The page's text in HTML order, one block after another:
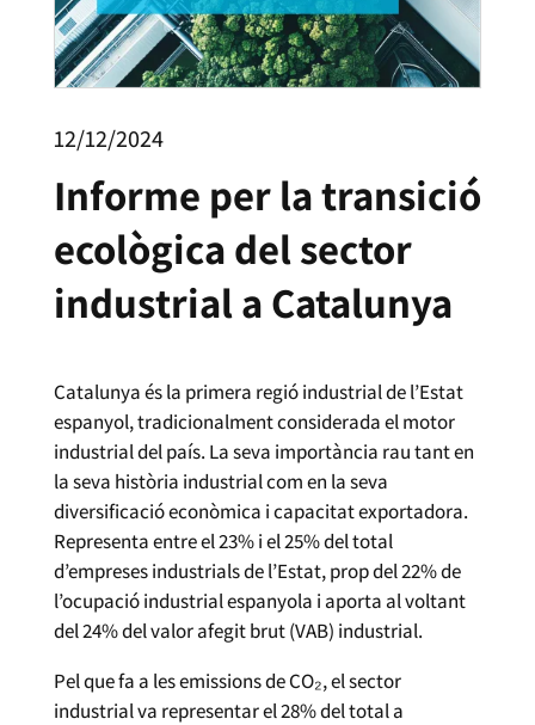
12/12/2024
Informe per la transició
ecològica del sector
industrial a Catalunya
Catalunya és la primera regió industrial de l’Estat
espanyol, tradicionalment considerada el motor
industrial del país. La seva importància rau tant en
la seva història industrial com en la seva
diversificació econòmica i capacitat exportadora.
Representa entre el 23% i el 25% del total
d’empreses industrials de l’Estat, prop del 22% de
l’ocupació industrial espanyola i aporta al voltant
del 24% del valor afegit brut (VAB) industrial.
Pel que fa a les emissions de CO₂, el sector
industrial va representar el 28% del total a